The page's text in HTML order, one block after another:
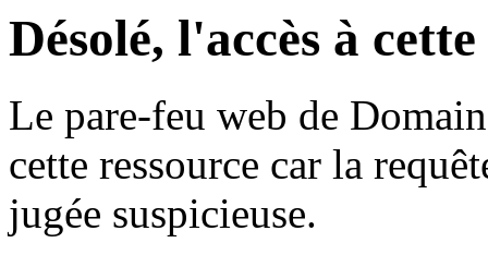
Désolé, l'accès à
Le pare-feu web de
cette ressource car la
jugée suspicieuse.